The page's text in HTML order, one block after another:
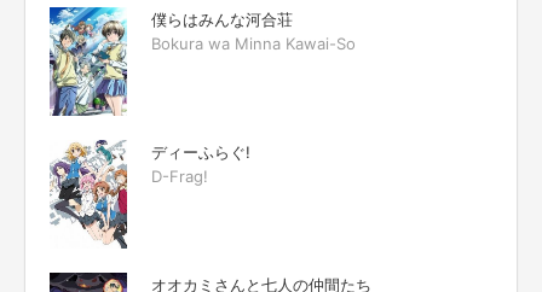
僕らはみんな河合荘
Bokura wa Minna Kawai-So
ディーふらぐ!
D-Frag!
オオカミさんと七人の仲間たち